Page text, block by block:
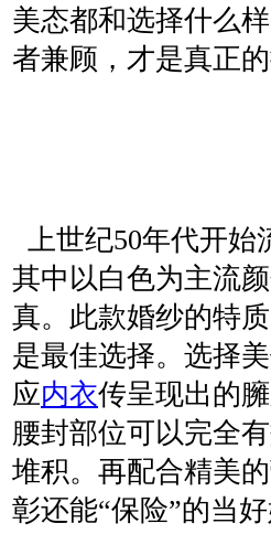
美态都和选择什么
者兼顾，才是真正
上世纪50年代开始
其中以白色为主流
真。此款婚纱的特
是最佳选择。选择
应内衣传呈现出的
腰封部位可以完全
堆积。再配合精美
彰还能“保险”的当